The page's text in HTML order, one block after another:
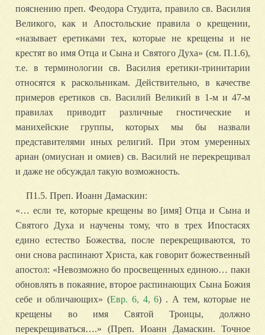
пояснению преп. Феодора Студита, правило св. Василия
Великого, как и Апостольские правила о крещении,
«называет еретиками тех, которые не крещены и не
крестят во имя Отца и Сына и Святого Духа» (см. П.1.6),
т.е. в терминологии св. Василия еретики-тринитарии
относятся к раскольникам. Действительно, в качестве
примеров еретиков св. Василий Великий в 1-м и 47-м
правилах приводит различные гностические и
манихейские группы, которых мы бы назвали
представителями иных религий. При этом умеренных
ариан (омиусиан и омиев) св. Василий не перекрещивал
и даже не обсуждал такую возможность.
П1.5. Преп. Иоанн Дамаскин:
«… если те, которые крещены во [имя] Отца и Сына и
Святого Духа и научены тому, что в трех Ипостасях
едино естество Божества, после перекрещиваются, то
они снова распинают Христа, как говорит божественный
апостол: «Невозможно бо просвещенных единою… паки
обновлять в покаяние, второе распинающих Сына Божия
себе и обличающих» (Евр. 6, 4, 6) . А тем, которые не
крещены во имя Святой Троицы, должно
перекрещиваться….» (Преп. Иоанн Дамаскин. Точное